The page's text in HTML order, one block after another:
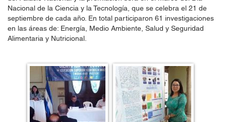
Nacional de la Ciencia y la Tecnología, que se celebra el 21 de
septiembre de cada año. En total participaron 61 investigaciones
en las áreas de: Energía, Medio Ambiente, Salud y Seguridad
Alimentaria y Nutricional.